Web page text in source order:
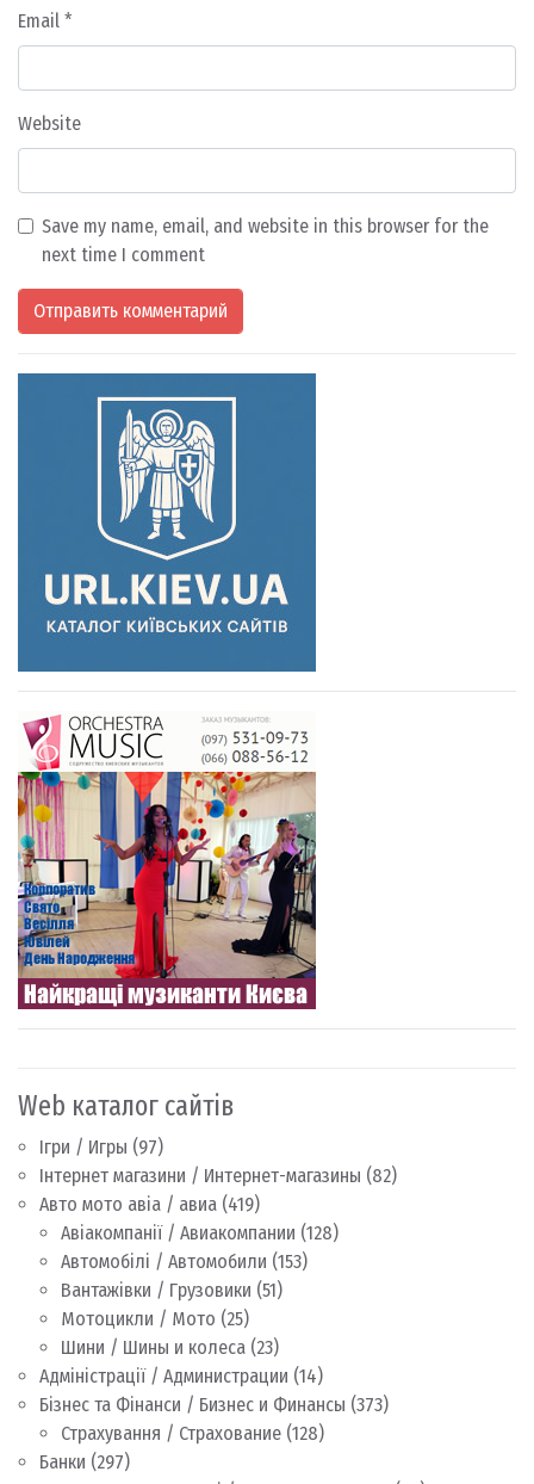
Web каталог сайтів
Ігри / Игры (97)
Інтернет магазини / Интернет-магазины (82)
Авто мото авіа / авиа (419)
Авіакомпанії / Авиакомпании (128)
Автомобілі / Автомобили (153)
Вантажівки / Грузовики (51)
Мотоцикли / Мото (25)
Шини / Шины и колеса (23)
Адміністрації / Администрации (14)
Бізнес та Фінанси / Бизнес и Финансы (373)
Страхування / Страхование (128)
Банки (297)
Email *
Website
Save my name, email, and website in this browser for the
next time I comment